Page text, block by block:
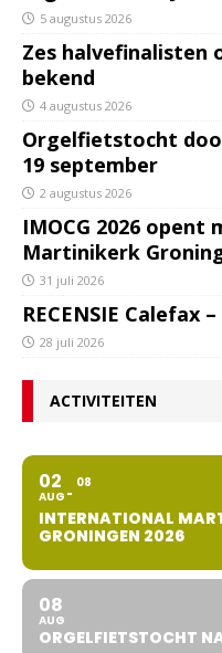
5 augustus 2026
Zes halvefinalisten
bekend
4 augustus 2026
Orgelfietstocht
19 september
2 augustus 2026
IMOCG 2026 opent
Martinikerk
31 juli 2026
RECENSIE Calefax
28 juli 2026
ACTIVITEITEN
02
AUG
08
INTERNATIONAL
GRONINGEN 2026
08
AUG
ORGELFIETSTOCHT